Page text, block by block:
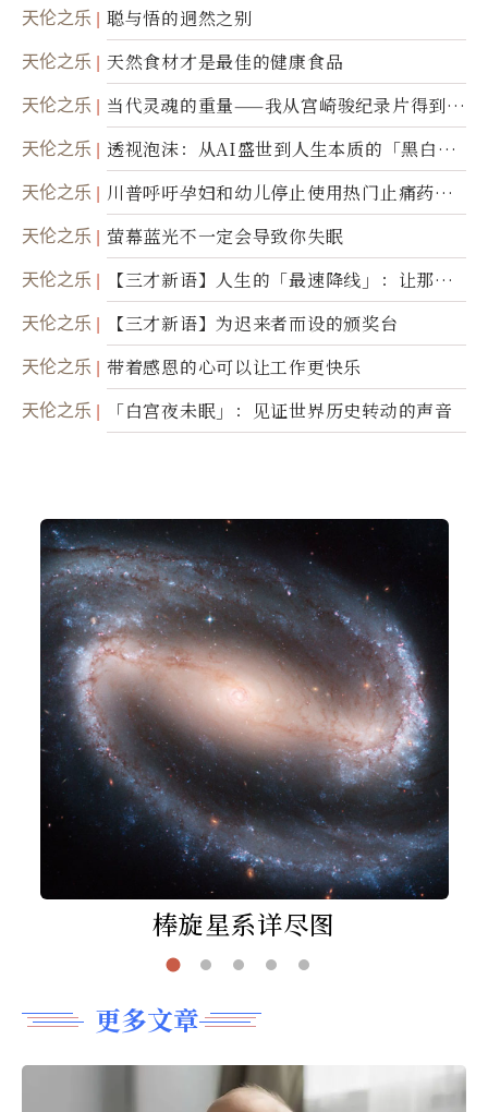
天伦之乐 聪与悟的迥然之别
天伦之乐 天然食材才是最佳的健康食品
天伦之乐
当代灵魂的重量——我从宫崎骏纪录片得到的
省思
天伦之乐
透视泡沫：从AI盛世到人生本质的「黑白一
瞬」
天伦之乐
川普呼吁孕妇和幼儿停止使用热门止痛药泰
诺
天伦之乐 萤幕蓝光不一定会导致你失眠
天伦之乐
【三才新语】人生的「最速降线」：让那道
光，带你滑向自己
天伦之乐 【三才新语】为迟来者而设的颁奖台
天伦之乐 带着感恩的心可以让工作更快乐
天伦之乐 「白宫夜未眠」：见证世界历史转动的声音
棒旋星系详尽图
更多文章